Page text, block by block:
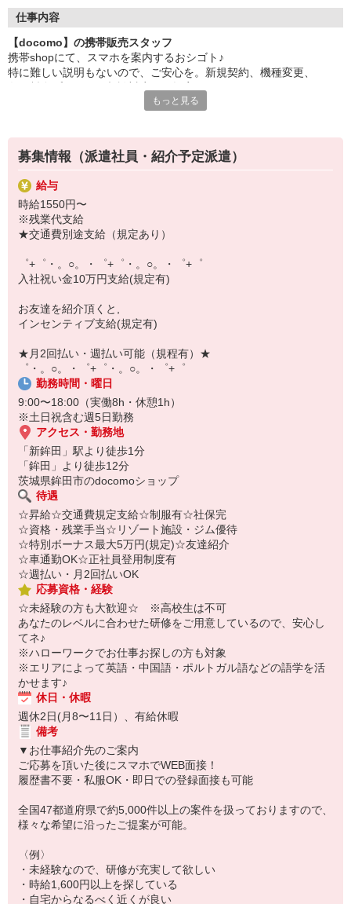
でも心配ご無用！
お互いに教え合ったり、フォローしあったりする
和気あいあいとした人間関係がある店舗ばかり！
皆で一緒にステップアップしましょう♪
【選べるお仕事いろいろ】
▼オフィスワーク
事務、経理、データ入力、コールセンター、受付
▼工場・製造・軽作業系
機械/食品製造・梱包・仕分け・加工・組立・検査
▼美容系
眉毛サロンのアイブロウ・ネイリスト・エステ
▼営業・販売
法人営業・アパレル販売・個別指導塾・人材紹介
▼人気案件も多数♪
短期・期間限定・オープニング・官公庁案件
上場/優良/大手企業など
【スマホ面接実施中】
￣￣￣￣￣￣￣￣￣
自宅に居ながらスマホでカンタン面接OK！
オンライン面談なのでスピード対応。
仕事内容
【docomo】の携帯販売スタッフ
携帯shopにて、スマホを案内するおシゴト♪
特に難しい説明もないので、ご安心を。新規契約、機種変更、
満足度◎
■携帯やインターネット販売業務
docomo(ドコモ)/au(エーユー)・KDDI/softbank(ソフトバンク)など
の大手キャリアから
ワイモバイル(Y!mobille)、楽天モバイル、UQなど格安スマホまで幅
広く紹介可能♪
もっと見る
募集情報（派遣社員・紹介予定派遣）
給与
時給1550円〜
※残業代支給
★交通費別途支給（規定あり）
゜+゜・。○。・゜+゜・。○。・゜+゜
入社祝い金10万円支給(規定有)
お友達を紹介頂くと,
インセンティブ支給(規定有)
★月2回払い・週払い可能（規程有）★
゜・。○。・゜+゜・。○。・゜+゜
勤務時間・曜日
9:00〜18:00（実働8h・休憩1h）
※土日祝含む週5日勤務
アクセス・勤務地
「新鉾田」駅より徒歩1分
「鉾田」より徒歩12分
茨城県鉾田市のdocomoショップ
待遇
☆昇給☆交通費規定支給☆制服有☆社保完
☆資格・残業手当☆リゾート施設・ジム優待
☆特別ボーナス最大5万円(規定)☆友達紹介
☆車通勤OK☆正社員登用制度有
☆週払い・月2回払いOK
応募資格・経験
☆未経験の方も大歓迎☆ ※高校生は不可
あなたのレベルに合わせた研修をご用意しているので、安心し
てネ♪
※ハローワークでお仕事お探しの方も対象
※エリアによって英語・中国語・ポルトガル語などの語学を活
かせます♪
休日・休暇
週休2日(月8〜11日）、有給休暇
備考
▼お仕事紹介先のご案内
ご応募を頂いた後にスマホでWEB面接！
履歴書不要・私服OK・即日での登録面接も可能
全国47都道府県で約5,000件以上の案件を扱っておりますので、
様々な希望に沿ったご提案が可能。
〈例〉
・未経験なので、研修が充実して欲しい
・時給1,600円以上を探している
・自宅からなるべく近くが良い